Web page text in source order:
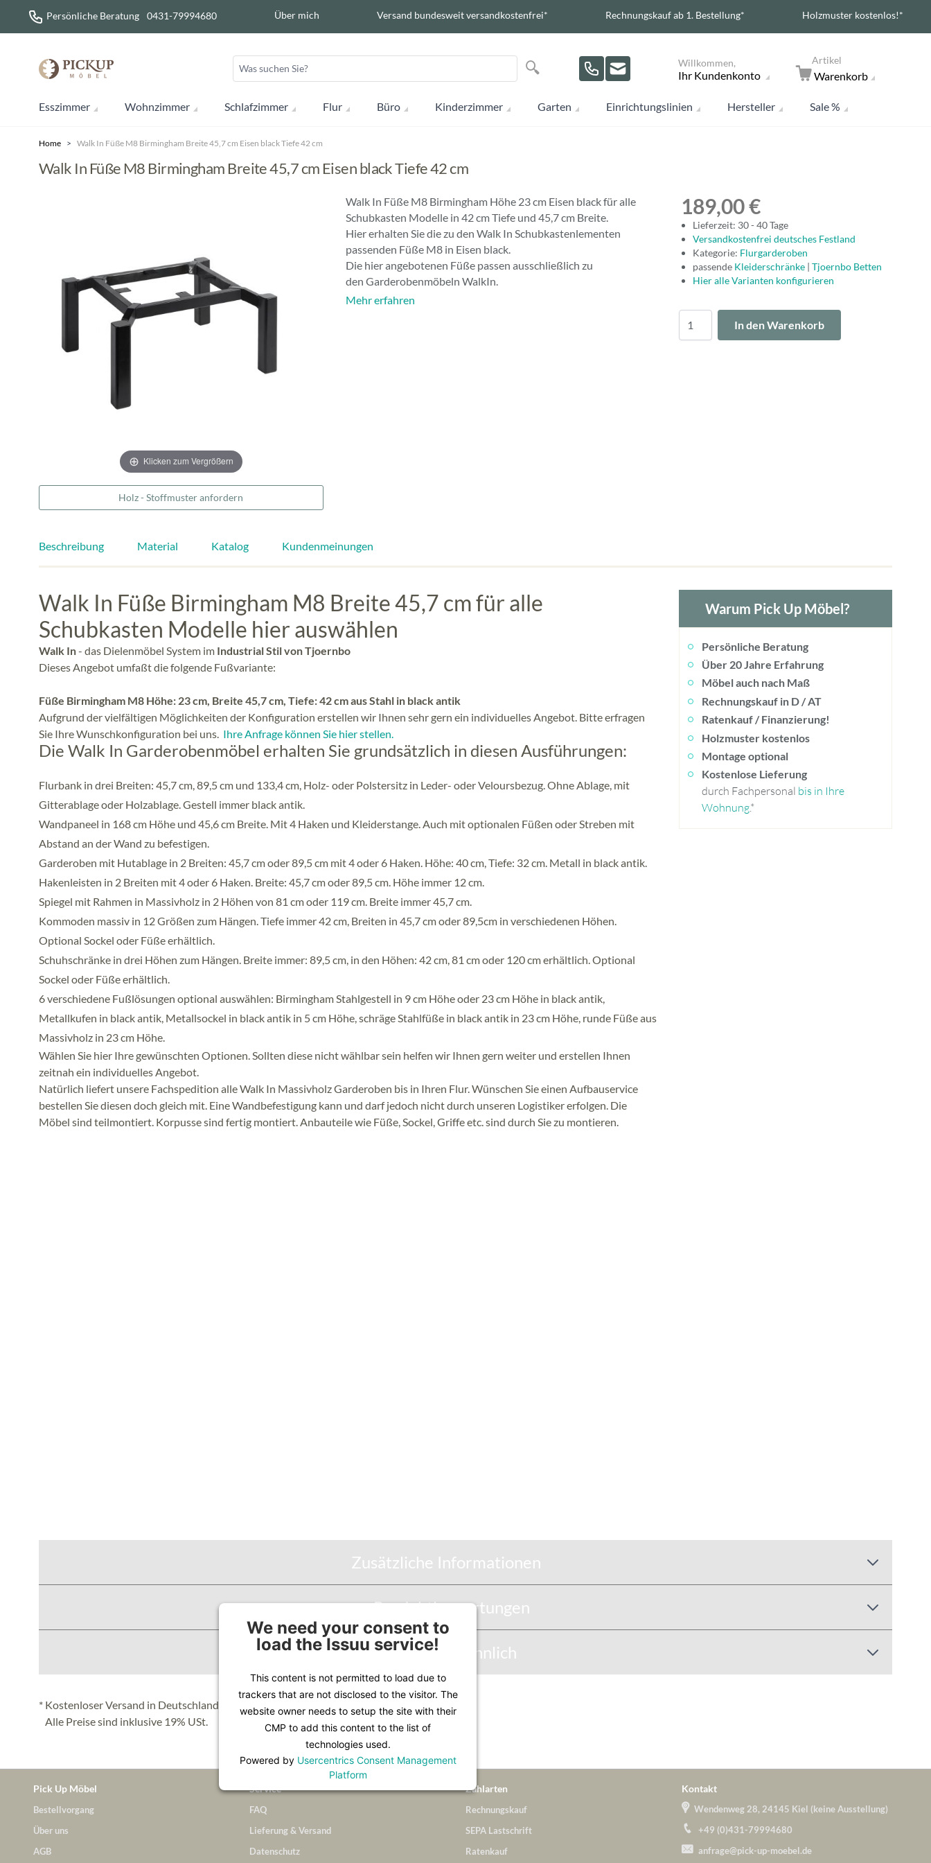
Direkt zum Inhalt
Persönliche Beratung 0431-79994680 Über mich Versand bundesweit versandkostenfrei* Rechnungskauf ab 1. Bestellung* Holzmuster kostenlos!*
Suche
Suche Willkommen,
Ihr Kundenkonto
Artikel
Warenkorb
Esszimmer Wohnzimmer Schlafzimmer Flur Büro Kinderzimmer Garten Einrichtungslinien Hersteller Sale %
Home > Walk In Füße M8 Birmingham Breite 45,7 cm Eisen black Tiefe 42 cm
Walk In Füße M8 Birmingham Breite 45,7 cm Eisen black Tiefe 42 cm
Klicken zum Vergrößern
Holz - Stoffmuster anfordern
Walk In Füße M8 Birmingham Höhe 23 cm Eisen black für alle
Schubkasten Modelle in 42 cm Tiefe und 45,7 cm Breite.
Hier erhalten Sie die zu den Walk In Schubkastenlementen
passenden Füße M8 in Eisen black.
Die hier angebotenen Füße passen ausschließlich zu
den Garderobenmöbeln WalkIn.
Mehr erfahren
189,00 €
Lieferzeit: 30 - 40 Tage
Versandkostenfrei deutsches Festland
Kategorie: Flurgarderoben
passende Kleiderschränke | Tjoernbo Betten
Hier alle Varianten konfigurieren
In den Warenkorb
Beschreibung Material Katalog Kundenmeinungen
Walk In Füße Birmingham M8 Breite 45,7 cm für alle
Schubkasten Modelle hier auswählen
Walk In- das Dielenmöbel System im Industrial Stil von Tjoernbo
Dieses Angebot umfaßt die folgende Fußvariante:
Füße Birmingham M8 Höhe: 23 cm, Breite 45,7 cm, Tiefe: 42 cm aus Stahl in black antik
Aufgrund der vielfältigen Möglichkeiten der Konfiguration erstellen wir Ihnen sehr gern ein individuelles Angebot. Bitte erfragen
Sie Ihre Wunschkonfiguration bei uns. Ihre Anfrage können Sie hier stellen.
Die Walk In Garderobenmöbel erhalten Sie grundsätzlich in diesen Ausführungen:
Flurbank in drei Breiten: 45,7 cm, 89,5 cm und 133,4 cm, Holz- oder Polstersitz in Leder- oder Veloursbezug. Ohne Ablage, mit
Gitterablage oder Holzablage. Gestell immer black antik.
Wandpaneel in 168 cm Höhe und 45,6 cm Breite. Mit 4 Haken und Kleiderstange. Auch mit optionalen Füßen oder Streben mit
Abstand an der Wand zu befestigen.
Garderoben mit Hutablage in 2 Breiten: 45,7 cm oder 89,5 cm mit 4 oder 6 Haken. Höhe: 40 cm, Tiefe: 32 cm. Metall in black antik.
Hakenleisten in 2 Breiten mit 4 oder 6 Haken. Breite: 45,7 cm oder 89,5 cm. Höhe immer 12 cm.
Spiegel mit Rahmen in Massivholz in 2 Höhen von 81 cm oder 119 cm. Breite immer 45,7 cm.
Kommoden massiv in 12 Größen zum Hängen. Tiefe immer 42 cm, Breiten in 45,7 cm oder 89,5cm in verschiedenen Höhen.
Optional Sockel oder Füße erhältlich.
Schuhschränke in drei Höhen zum Hängen. Breite immer: 89,5 cm, in den Höhen: 42 cm, 81 cm oder 120 cm erhältlich. Optional
Sockel oder Füße erhältlich.
6 verschiedene Fußlösungen optional auswählen: Birmingham Stahlgestell in 9 cm Höhe oder 23 cm Höhe in black antik,
Metallkufen in black antik, Metallsockel in black antik in 5 cm Höhe, schräge Stahlfüße in black antik in 23 cm Höhe, runde Füße aus
Massivholz in 23 cm Höhe.
Wählen Sie hier Ihre gewünschten Optionen. Sollten diese nicht wählbar sein helfen wir Ihnen gern weiter und erstellen Ihnen
zeitnah ein individuelles Angebot.
Natürlich liefert unsere Fachspedition alle Walk In Massivholz Garderoben bis in Ihren Flur. Wünschen Sie einen Aufbauservice
bestellen Sie diesen doch gleich mit. Eine Wandbefestigung kann und darf jedoch nicht durch unseren Logistiker erfolgen. Die
Möbel sind teilmontiert. Korpusse sind fertig montiert. Anbauteile wie Füße, Sockel, Griffe etc. sind durch Sie zu montieren.
We need your consent to
load the Issuu service!
This content is not permitted to load due to
trackers that are not disclosed to the visitor. The
website owner needs to setup the site with their
CMP to add this content to the list of
technologies used.
Powered by Usercentrics Consent Management
Platform
Warum Pick Up Möbel?
Persönliche Beratung
Über 20 Jahre Erfahrung
Möbel auch nach Maß
Rechnungskauf in D / AT
Ratenkauf / Finanzierung!
Holzmuster kostenlos
Montage optional
Kostenlose Lieferung
durch Fachpersonal bis in Ihre
Wohnung.*
Zusätzliche Informationen
Produktbewertungen
Abbildung Ähnlich
* Kostenloser Versand in Deutschland (Festland), nähere Infos unter Lieferung & Versand
Alle Preise sind inklusive 19% USt.
Pick Up Möbel
Bestellvorgang
Über uns
AGB
Service
FAQ
Lieferung & Versand
Datenschutz
Zahlarten
Rechnungskauf
SEPA Lastschrift
Ratenkauf
Kontakt
Wendenweg 28, 24145 Kiel (keine Ausstellung)
+49 (0)431-79994680
anfrage@pick-up-moebel.de